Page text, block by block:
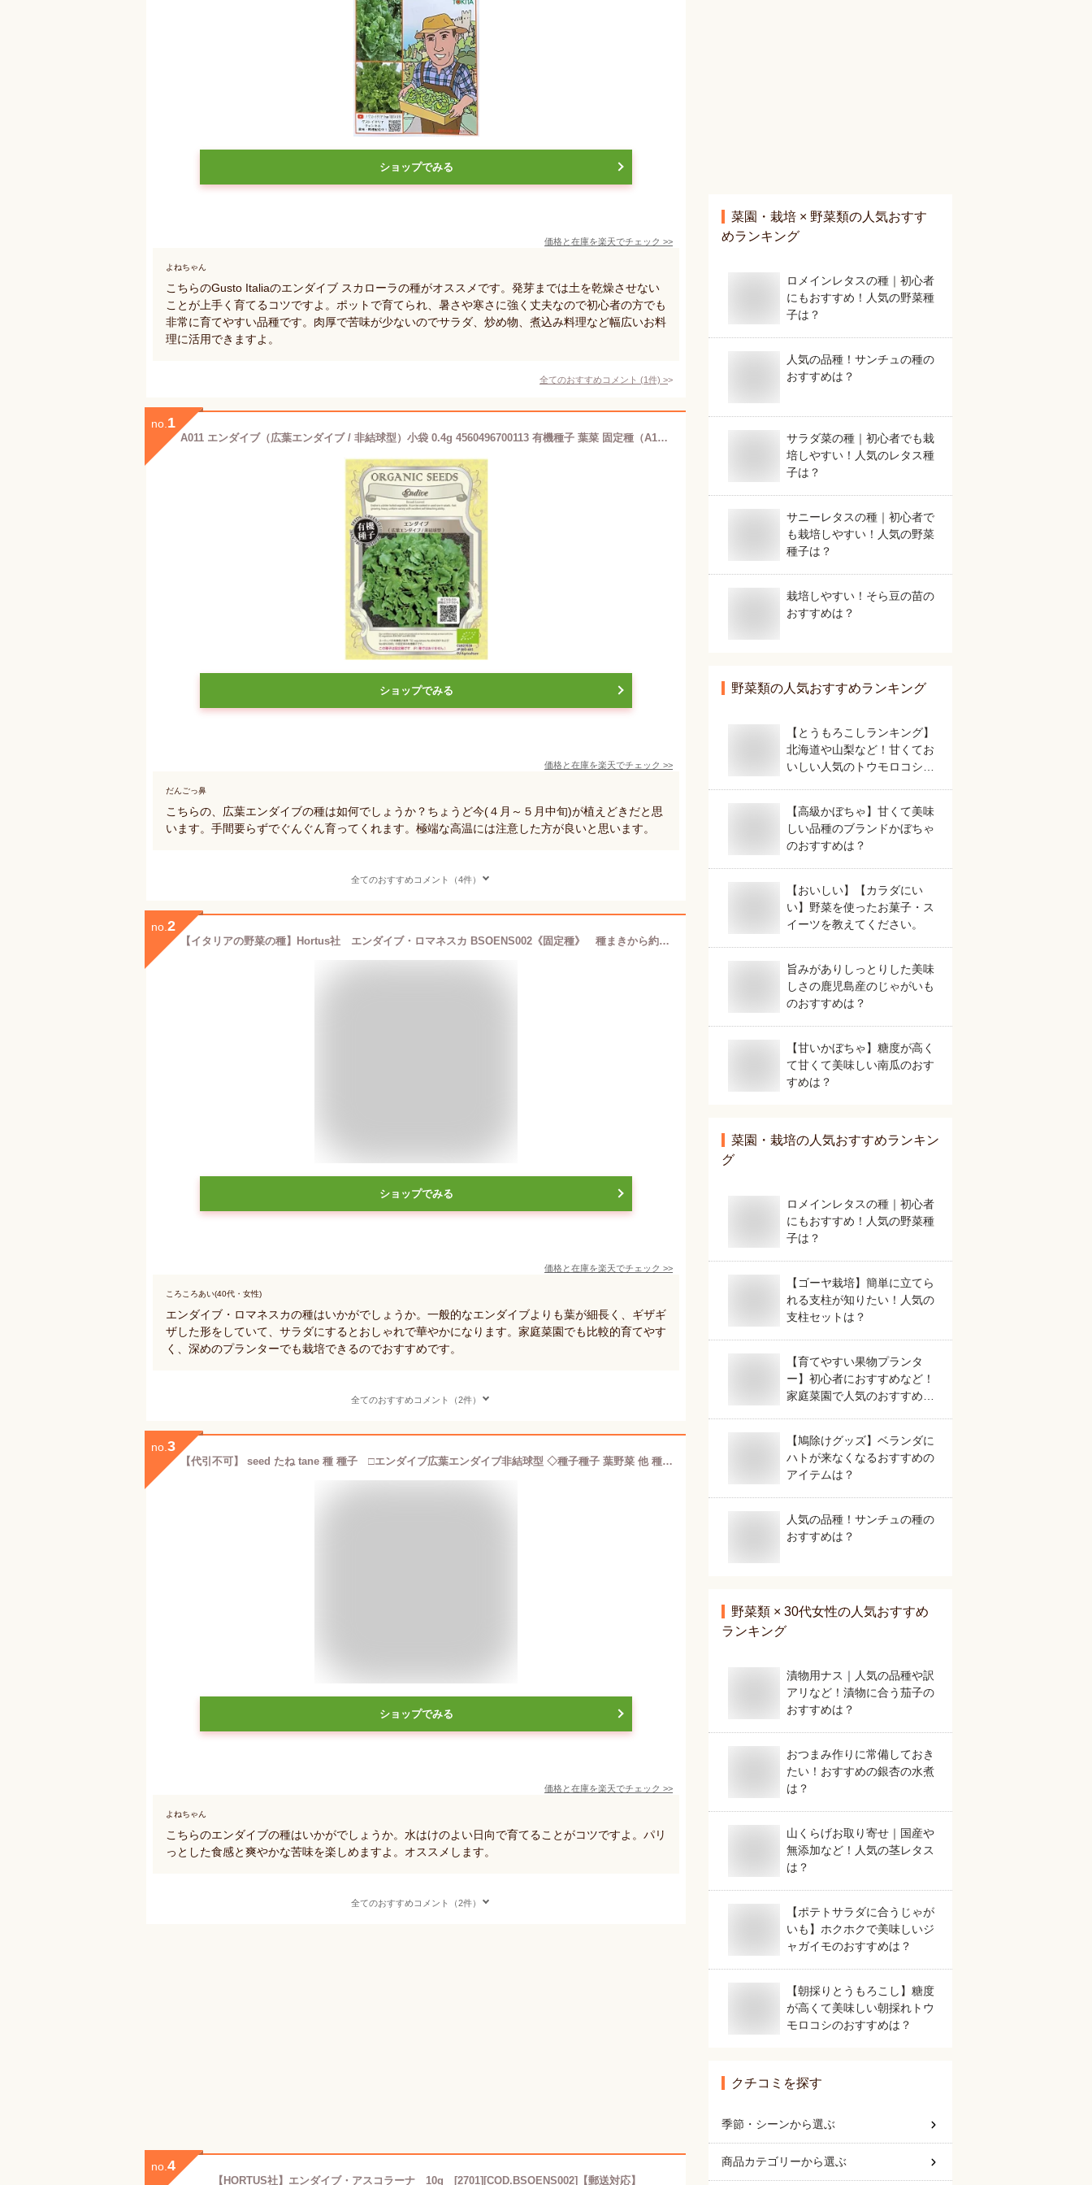
ショップでみる
価格と在庫を楽天でチェック >>
よねちゃん
こちらのGusto Italiaのエンダイブ スカローラの種がオススメです。発芽までは土を乾燥させない
ことが上手く育てるコツですよ。ポットで育てられ、暑さや寒さに強く丈夫なので初心者の方でも
非常に育てやすい品種です。肉厚で苦味が少ないのでサラダ、炒め物、煮込み料理など幅広いお料
理に活用できますよ。
全てのおすすめコメント (1件) >
no. 1
A011 エンダイブ（広葉エンダイブ / 非結球型）小袋 0.4g 4560496700113 有機種子 葉菜 固定種（A125 大袋 1dl 4560496701295）グリーンフィールドプロジェクト
ショップでみる
価格と在庫を楽天でチェック >>
だんごっ鼻
こちらの、広葉エンダイブの種は如何でしょうか？ちょうど今(４月～５月中旬)が植えどきだと思
います。手間要らずでぐんぐん育ってくれます。極端な高温には注意した方が良いと思います。
全てのおすすめコメント（4件）
no. 2
【イタリアの野菜の種】Hortus社 エンダイブ・ロマネスカ BSOENS002《固定種》 種まきから約60日で収穫期を迎えます。
ショップでみる
価格と在庫を楽天でチェック >>
ころころあい(40代・女性)
エンダイブ・ロマネスカの種はいかがでしょうか。一般的なエンダイブよりも葉が細長く、ギザギ
ザした形をしていて、サラダにするとおしゃれで華やかになります。家庭菜園でも比較的育てやす
く、深めのプランターでも栽培できるのでおすすめです。
全てのおすすめコメント（2件）
no. 3
【代引不可】 seed たね tane 種 種子 □エンダイブ広葉エンダイブ非結球型 ◇種子種子 葉野菜 他 種エンダイブ広葉エンダイブ非結球型種子種子 葉野菜 他 種 seed たね tane 種 種子エンタ
ショップでみる
価格と在庫を楽天でチェック >>
よねちゃん
こちらのエンダイブの種はいかがでしょうか。水はけのよい日向で育てることがコツですよ。パリ
っとした食感と爽やかな苦味を楽しめますよ。オススメします。
全てのおすすめコメント（2件）
no. 4
【HORTUS社】エンダイブ・アスコラーナ 10g [2701][COD.BSOENS002]【郵送対応】
菜園・栽培 × 野菜類の人気おすす
めランキング
ロメインレタスの種｜初心者
にもおすすめ！人気の野菜種
子は？
人気の品種！サンチュの種の
おすすめは？
サラダ菜の種｜初心者でも栽
培しやすい！人気のレタス種
子は？
サニーレタスの種｜初心者で
も栽培しやすい！人気の野菜
種子は？
栽培しやすい！そら豆の苗の
おすすめは？
野菜類の人気おすすめランキング
【とうもろこしランキング】
北海道や山梨など！甘くてお
いしい人気のトウモロコシの
【高級かぼちゃ】甘くて美味
しい品種のブランドかぼちゃ
のおすすめは？
【おいしい】【カラダにい
い】野菜を使ったお菓子・ス
イーツを教えてください。
旨みがありしっとりした美味
しさの鹿児島産のじゃがいも
のおすすめは？
【甘いかぼちゃ】糖度が高く
て甘くて美味しい南瓜のおす
すめは？
菜園・栽培の人気おすすめランキン
グ
ロメインレタスの種｜初心者
にもおすすめ！人気の野菜種
子は？
【ゴーヤ栽培】簡単に立てら
れる支柱が知りたい！人気の
支柱セットは？
【育てやすい果物プランタ
ー】初心者におすすめなど！
家庭菜園で人気のおすすめ
【鳩除けグッズ】ベランダに
ハトが来なくなるおすすめの
アイテムは？
人気の品種！サンチュの種の
おすすめは？
野菜類 × 30代女性の人気おすすめ
ランキング
漬物用ナス｜人気の品種や訳
アリなど！漬物に合う茄子の
おすすめは？
おつまみ作りに常備しておき
たい！おすすめの銀杏の水煮
は？
山くらげお取り寄せ｜国産や
無添加など！人気の茎レタス
は？
【ポテトサラダに合うじゃが
いも】ホクホクで美味しいジ
ャガイモのおすすめは？
【朝採りとうもろこし】糖度
が高くて美味しい朝採れトウ
モロコシのおすすめは？
クチコミを探す
季節・シーンから選ぶ
商品カテゴリーから選ぶ